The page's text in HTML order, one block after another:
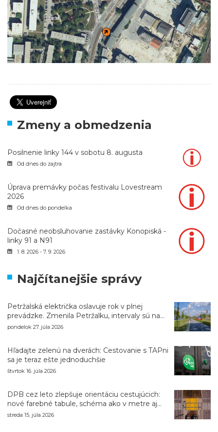
Zmeny a obmedzenia
Posilnenie linky 144 v sobotu 8. augusta
Od dnes do zajtra
Úprava premávky počas festivalu Lovestream
2026
Od dnes do pondelka
Dočasné neobsluhovanie zastávky Konopiská -
linky 91 a N91
1. 8. 2026 - 7. 9. 2026
Najčítanejšie správy
Petržalská električka oslavuje rok v plnej
prevádzke. Zmenila Petržalku, intervaly sú na
úrovni metra
pondelok 27. júla 2026
Hľadajte zelenú na dverách: Cestovanie s TAPni
sa je teraz ešte jednoduchšie
štvrtok 16. júla 2026
DPB cez leto zlepšuje orientáciu cestujúcich:
nové farebné tabule, schéma ako v metre aj
navigácia pri výlukách
streda 15. júla 2026